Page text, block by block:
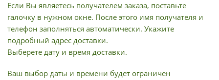
Если Вы являетесь получателем заказа, поставьте
галочку в нужном окне. После этого имя получателя и
телефон заполняться автоматически. Укажите
подробный адрес доставки.
Выберете дату и время доставки.
Ваш выбор даты и времени будет ограничен